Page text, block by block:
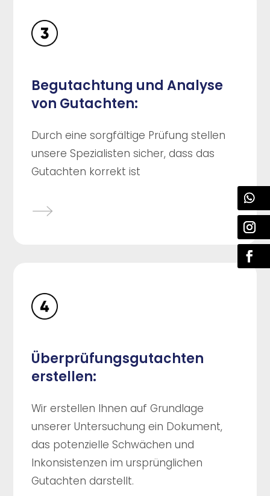
Begutachtung und Analyse
von Gutachten:
Durch eine sorgfältige Prüfung stellen
unsere Spezialisten sicher, dass das
Gutachten korrekt ist
Überprüfungsgutachten
erstellen:
Wir erstellen Ihnen auf Grundlage
unserer Untersuchung ein Dokument,
das potenzielle Schwächen und
Inkonsistenzen im ursprünglichen
Gutachten darstellt.